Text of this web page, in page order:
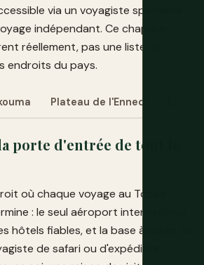
via un voyagiste spécialisé
indépendant. Ce chapitre
réellement, pas une liste de
endroits du pays.
Plateau de l'Ennedi
porte d'entrée de tout le
où chaque voyage au Tchad
: le seul aéroport international,
hôtels fiables, et la base à partir de
de safari ou d'expédition